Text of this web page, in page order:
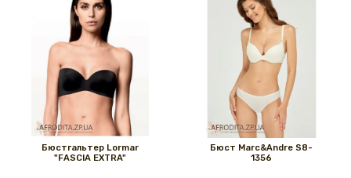
Бюстгальтер Lormar
"FASCIA EXTRA"
Бюст Marc&Andre S8-
1356